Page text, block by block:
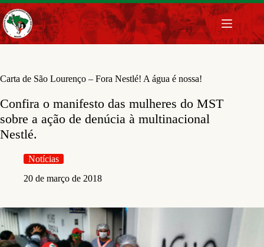
Pular
para
o
conteúdo
Carta de São Lourenço – Fora Nestlé! A água é nossa!
Confira o manifesto das mulheres do MST
sobre a ação de denúcia à multinacional
Nestlé.
Notícias
20 de março de 2018